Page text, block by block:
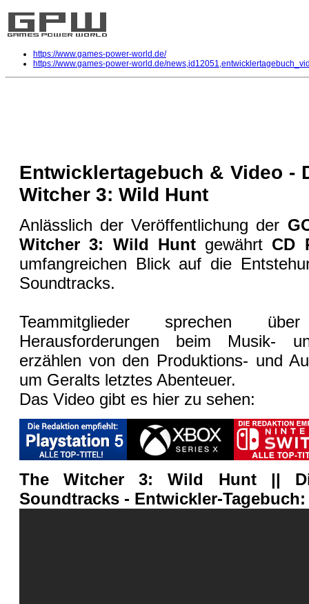
https://www.games-power-world.de/
https://www.games-power-world.de/
Entwicklertagebuch & Video -
Witcher 3: Wild Hunt
Anlässlich der Veröffentlichung der
Witcher 3: Wild Huntgewährt CD
umfangreichen Blick auf die
Soundtracks.
Teammitglieder sprechen
Herausforderungen beim Musik-
erzählen von den Produktions- und
um Geralts letztes Abenteuer.
Das Video gibt es hier zu sehen:
The Witcher 3: Wild Hunt ||
Soundtracks - Entwickler-Tagebuch: